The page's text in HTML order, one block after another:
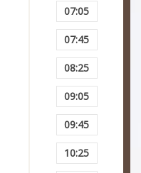
(TOC)
generalizados
Anti-Social
07:05
07:45
08:25
09:05
09:45
10:25